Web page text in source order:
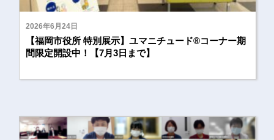
2026年6月24日
【福岡市役所 特別展示】ユマニチュード®コーナー期
間限定開設中！【7月3日まで】